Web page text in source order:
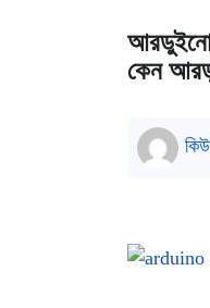
আরডুইনো
কেন